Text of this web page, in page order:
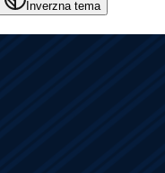
Inverzna tema